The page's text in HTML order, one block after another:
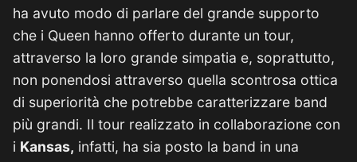
ha avuto modo di parlare del grande supporto
che i Queen hanno offerto durante un tour,
attraverso la loro grande simpatia e, soprattutto,
non ponendosi attraverso quella scontrosa ottica
di superiorità che potrebbe caratterizzare band
più grandi. Il tour realizzato in collaborazione con
i Kansas, infatti, ha sia posto la band in una